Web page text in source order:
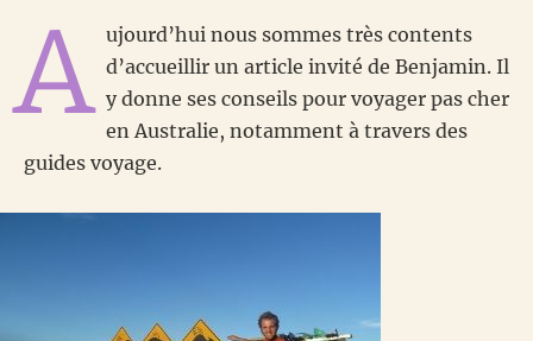
A ujourd’hui nous sommes très contents
d’accueillir un article invité de Benjamin. Il
y donne ses conseils pour voyager pas cher
en Australie, notamment à travers des
guides voyage.